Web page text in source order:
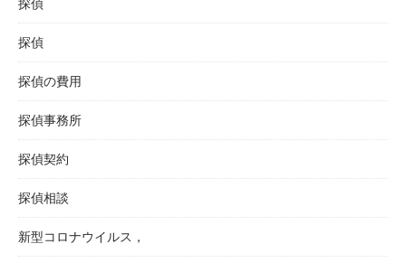
探偵
探偵の費用
探偵事務所
探偵契約
探偵相談
新型コロナウイルス，